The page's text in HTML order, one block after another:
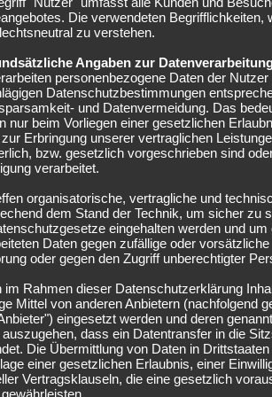
Foto: Neil Baynes/Getty
bei der U19 von Borussia
Gründen“, die bis heute unbekannt sind.
Mittlerweile machte Brunner die
vergessen.
heraus, verwandelte diesen zum 1:0-
einen Doppelpack und führte Deutschland
Die verwendeten Begrifflichkeiten,
zu verstehen.
Angaben zur
personenbezogene Daten der
Datenschutzbestimmungen
und Datenvermeidung. Das
nur beim Vorliegen einer gesetzlichen
Erbringung unserer vertraglichen
bzw. gesetzlich vorgeschrieben sind
verarbeitet.
organisatorische, vertragliche und
dem Stand der Technik, um sicher zu
eingehalten werden und um
Daten gegen zufällige oder
oder gegen den Zugriff unberechtigter
im Rahmen dieser Datenschutzerklärung
Mittel von anderen Anbietern (nachfolgend
eingesetzt werden und deren
dass ein Datentransfer in die
Die Übermittlung von Daten in
einer gesetzlichen Erlaubnis, einer
Vertragsklauseln, die eine gesetzlich